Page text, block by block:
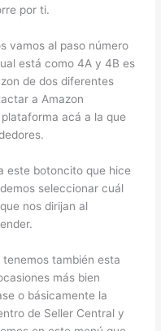
por ti.
vamos al paso número
está como 4A y 4B es
de dos diferentes
a Amazon
acá a la que
este botoncito que hice
seleccionar cuál
nos dirijan al
también esta
más bien
o básicamente la
de Seller Central y